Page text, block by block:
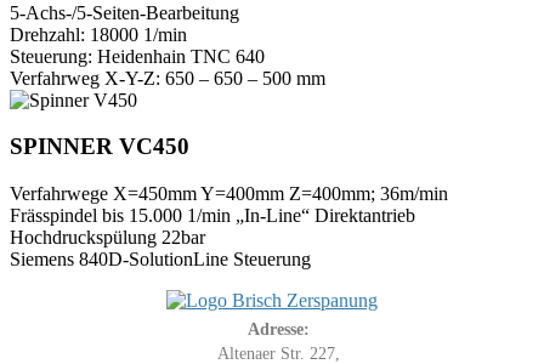
5-Achs-/5-Seiten-Bearbeitung
Drehzahl: 18000 1/min
Steuerung: Heidenhain TNC 640
Verfahrweg X-Y-Z: 650 – 650 – 500 mm
SPINNER VC450
Verfahrwege X=450mm Y=400mm Z=400mm; 36m/min
Frässpindel bis 15.000 1/min „In-Line“ Direktantrieb
Hochdruckspülung 22bar
Siemens 840D-SolutionLine Steuerung
Adresse:
Altenaer Str. 227,